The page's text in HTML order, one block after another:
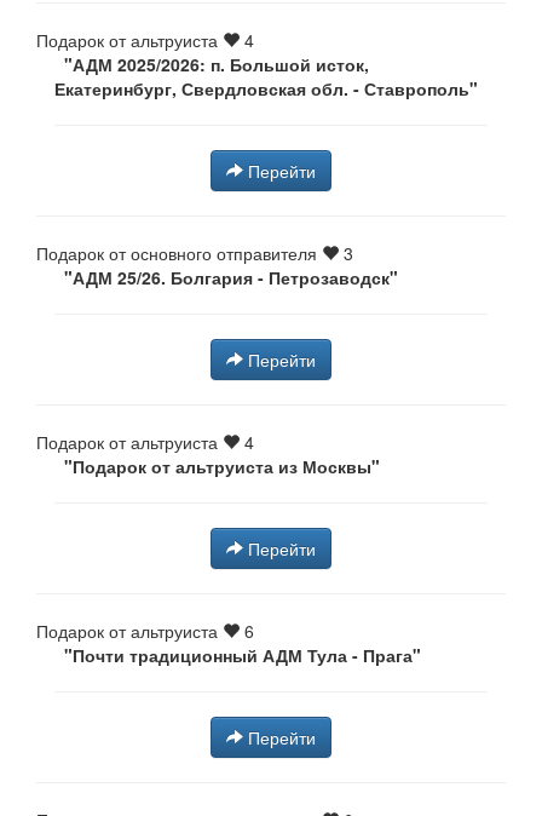
Подарок от альтруиста
4
"АДМ 2025/2026: п. Большой исток,
Екатеринбург, Свердловская обл. - Ставрополь"
Перейти
Подарок от основного отправителя
3
"АДМ 25/26. Болгария - Петрозаводск"
Перейти
Подарок от альтруиста
4
"Подарок от альтруиста из Москвы"
Перейти
Подарок от альтруиста
6
"Почти традиционный АДМ Тула - Прага⁠"
Перейти